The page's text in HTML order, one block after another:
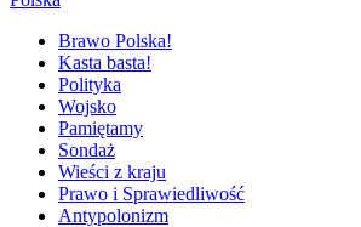
Brawo Polska!
Kasta basta!
Polityka
Wojsko
Pamiętamy
Sondaż
Wieści z kraju
Prawo i Sprawiedliwość
Antypolonizm